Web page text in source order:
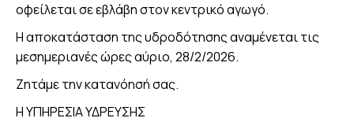
οφείλεται σε εβλάβη στον κεντρικό αγωγό.
Η αποκατάσταση της υδροδότησης αναμένεται τις
μεσημεριανές ώρες αύριο, 28/2/2026.
Ζητάμε την κατανόησή σας.
Η ΥΠΗΡΕΣΙΑ ΥΔΡΕΥΣΗΣ